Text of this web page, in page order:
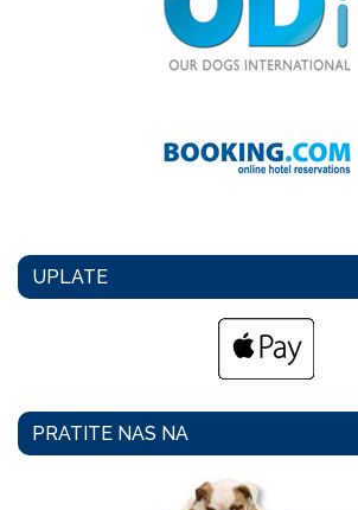
UPLATE
PRATITE NAS NA